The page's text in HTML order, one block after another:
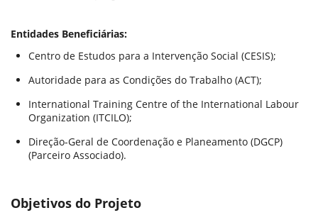
Entidades Beneficiárias:
Centro de Estudos para a Intervenção Social (CESIS);
Autoridade para as Condições do Trabalho (ACT);
International Training Centre of the International Labour
Organization (ITCILO);
Direção-Geral de Coordenação e Planeamento (DGCP)
(Parceiro Associado).
Objetivos do Projeto